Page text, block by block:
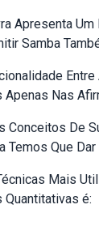
Apresenta
Samba
Entre
Apenas Nas
Conceitos De
Temos Que
Mais
é: